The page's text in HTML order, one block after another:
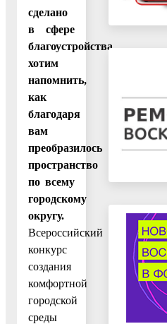
сделано
в сфере
благоустройства,
хотим
напомнить,
как
благодаря
вам
преобразилось
пространство
по всему
городскому
округу.
Всероссийский
конкурс
создания
комфортной
городской
среды